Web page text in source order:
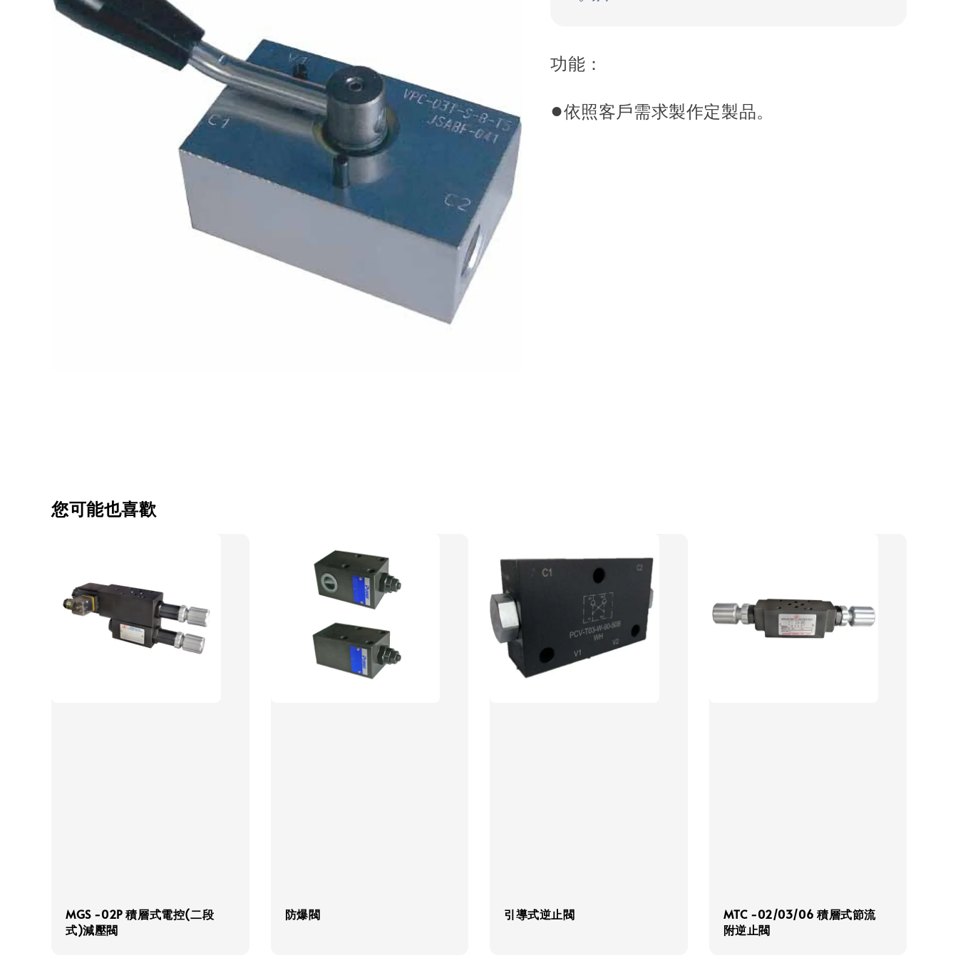
功能：
●依照客戶需求製作定製品。
您可能也喜歡
MGS -02P 積層式電控(二段
式)減壓閥
防爆閥 引導式逆止閥
MTC -02/03/06 積層式節流
附逆止閥